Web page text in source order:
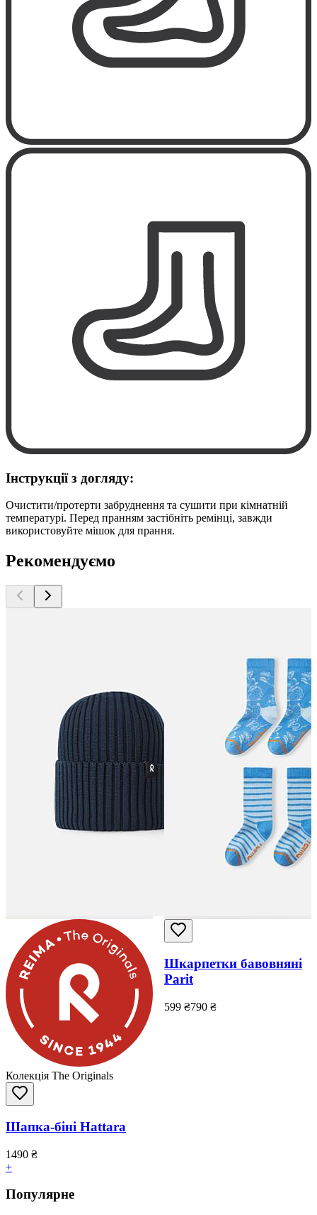
Інструкції з догляду:
Очистити/протерти забруднення та сушити при кімнатній
температурі. Перед пранням застібніть ремінці, завжди
використовуйте мішок для прання.
Рекомендуємо
Колекція The Originals
Шапка-біні Hattara
1490 ₴
+
Шкарпетки бавовняні
Parit
599 ₴790 ₴
Популярне